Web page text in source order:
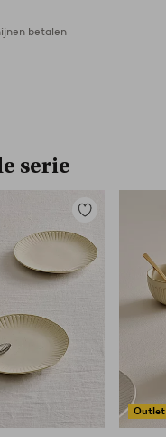
betalen
serie
Toevoegen
favorieten
Outlet